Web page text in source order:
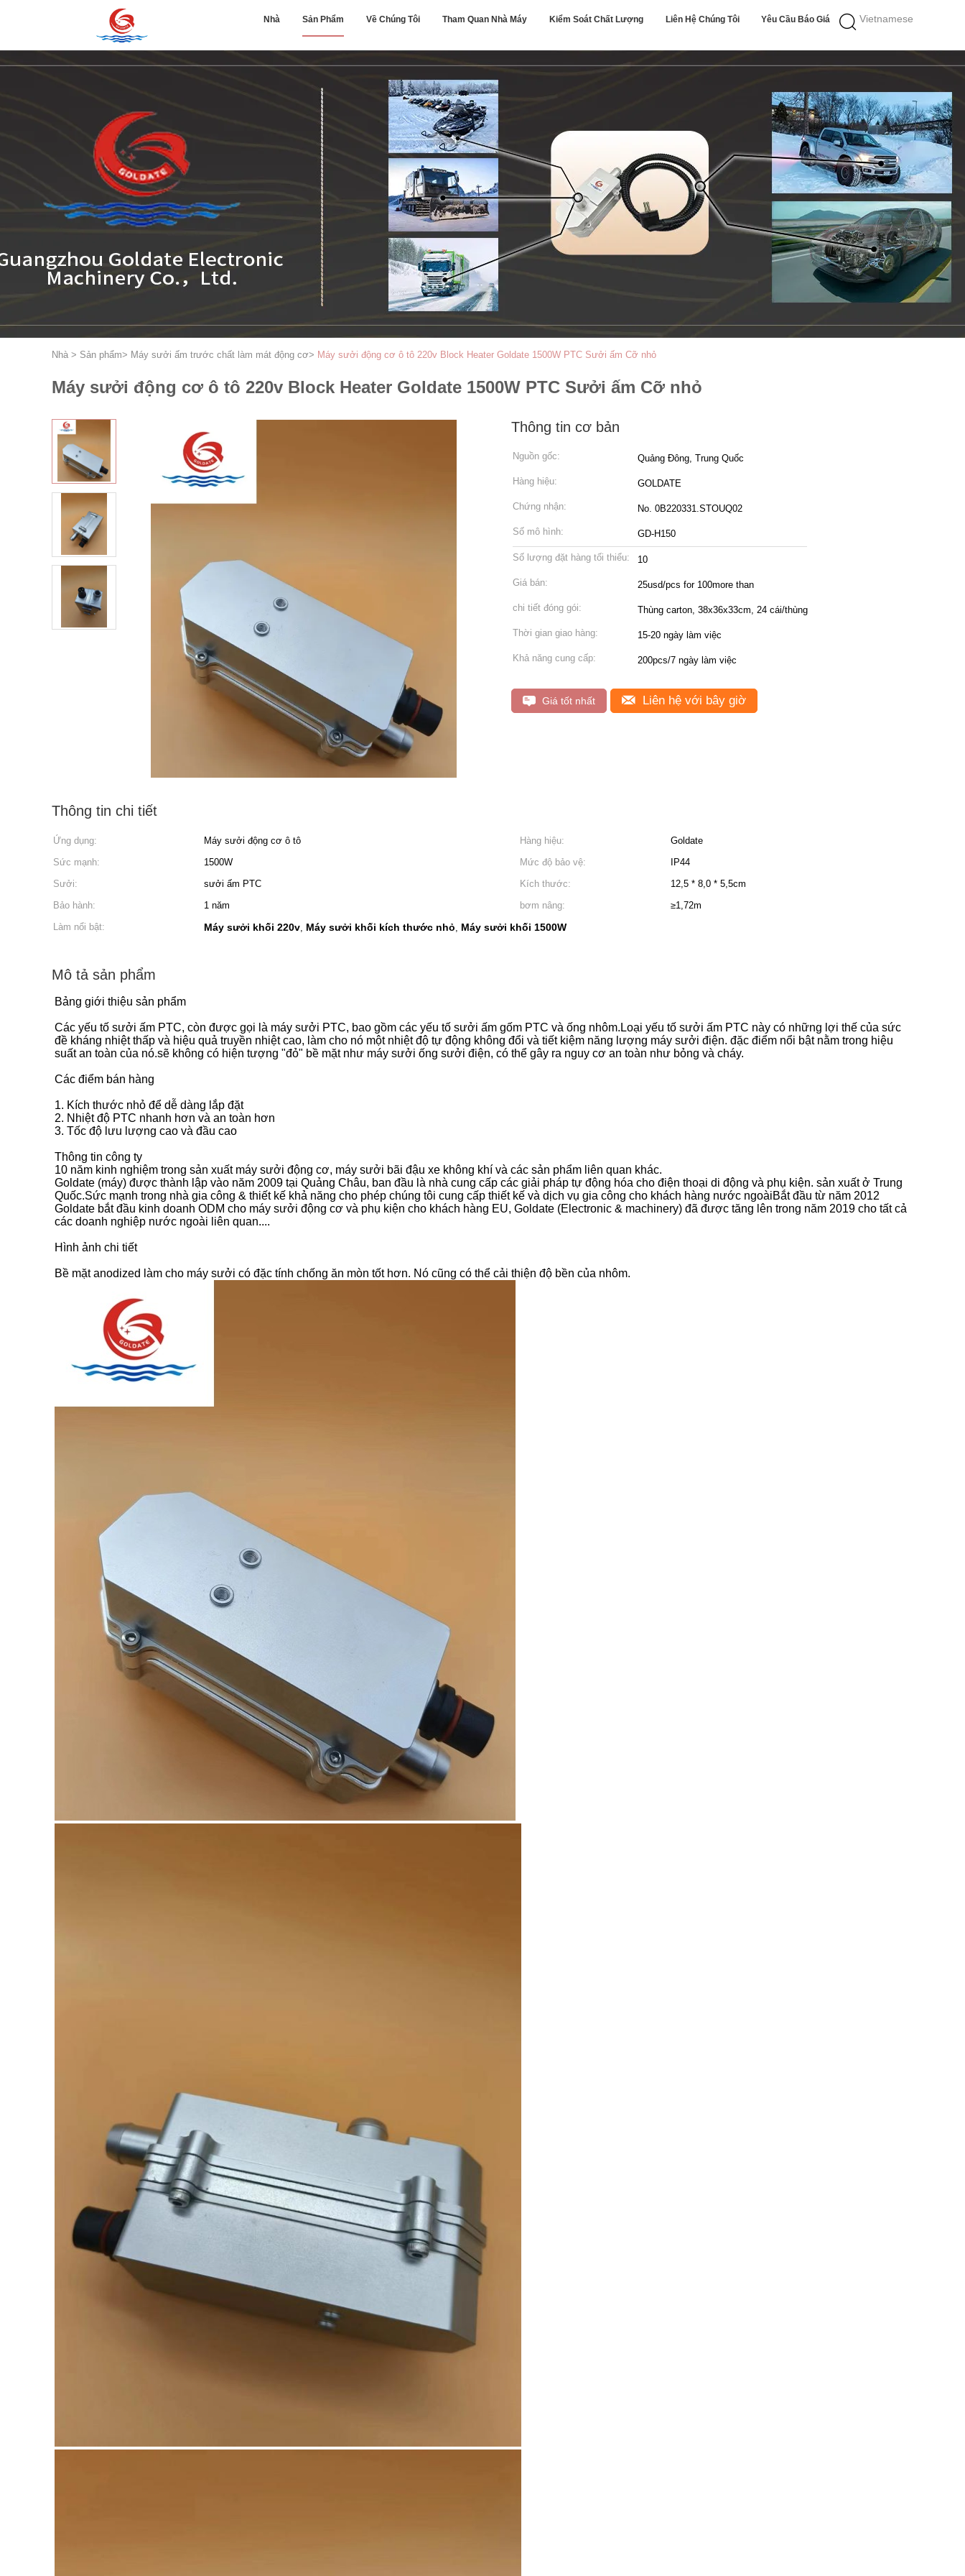
Vietnamese
Nhà Sản Phẩm Về Chúng Tôi Tham Quan Nhà Máy Kiểm Soát Chất Lượng Liên Hệ Chúng Tôi Yêu Cầu Báo Giá
Nhà > Sản phẩm> Máy sưởi ấm trước chất làm mát động cơ> Máy sưởi động cơ ô tô 220v Block Heater Goldate 1500W PTC Sưởi ấm Cỡ nhỏ
Máy sưởi động cơ ô tô 220v Block Heater Goldate 1500W PTC Sưởi ấm Cỡ nhỏ
Thông tin cơ bản
Nguồn gốc: Quảng Đông, Trung Quốc
Hàng hiệu: GOLDATE
Chứng nhận: No. 0B220331.STOUQ02
Số mô hình: GD-H150
Số lượng đặt hàng tối thiểu: 10
Giá bán: 25usd/pcs for 100more than
chi tiết đóng gói: Thùng carton, 38x36x33cm, 24 cái/thùng
Thời gian giao hàng: 15-20 ngày làm việc
Khả năng cung cấp: 200pcs/7 ngày làm việc
Giá tốt nhất Liên hệ với bây giờ
Thông tin chi tiết
Ứng dụng: Máy sưởi động cơ ô tô Hàng hiệu:
Goldate
Sức mạnh:
1500W Mức độ bảo vệ:
IP44
Sưởi:
sưởi ấm PTC Kích thước:
12,5 * 8,0 * 5,5cm
Bảo hành:
1 năm bơm nâng:
≥1,72m
Làm nổi bật:
Máy sưởi khối 220v, Máy sưởi khối kích thước nhỏ, Máy sưởi khối 1500W
Mô tả sản phẩm
Bảng giới thiệu sản phẩm
Các yếu tố sưởi ấm PTC, còn được gọi là máy sưởi PTC, bao gồm các yếu tố sưởi ấm gốm PTC và ống nhôm.Loại yếu tố sưởi ấm PTC này có những lợi thế của sức
đề kháng nhiệt thấp và hiệu quả truyền nhiệt cao, làm cho nó một nhiệt độ tự động không đổi và tiết kiệm năng lượng máy sưởi điện. đặc điểm nổi bật nằm trong hiệu
suất an toàn của nó.sẽ không có hiện tượng "đỏ" bề mặt như máy sưởi ống sưởi điện, có thể gây ra nguy cơ an toàn như bỏng và cháy.
Các điểm bán hàng
1. Kích thước nhỏ để dễ dàng lắp đặt
2. Nhiệt độ PTC nhanh hơn và an toàn hơn
3. Tốc độ lưu lượng cao và đầu cao
Thông tin công ty
10 năm kinh nghiệm trong sản xuất máy sưởi động cơ, máy sưởi bãi đậu xe không khí và các sản phẩm liên quan khác.
Goldate (máy) được thành lập vào năm 2009 tại Quảng Châu, ban đầu là nhà cung cấp các giải pháp tự động hóa cho điện thoại di động và phụ kiện. sản xuất ở Trung
Quốc.Sức mạnh trong nhà gia công & thiết kế khả năng cho phép chúng tôi cung cấp thiết kế và dịch vụ gia công cho khách hàng nước ngoàiBắt đầu từ năm 2012
Goldate bắt đầu kinh doanh ODM cho máy sưởi động cơ và phụ kiện cho khách hàng EU, Goldate (Electronic & machinery) đã được tăng lên trong năm 2019 cho tất cả
các doanh nghiệp nước ngoài liên quan....
Hình ảnh chi tiết
Bề mặt anodized làm cho máy sưởi có đặc tính chống ăn mòn tốt hơn. Nó cũng có thể cải thiện độ bền của nhôm.